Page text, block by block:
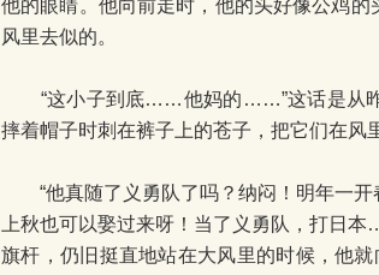
他的眼睛。他向前走时，他的头好像公鸡
风里去似的。
“这小子到底……他妈的……”这话是从昨
摔着帽子时刺在裤子上的苍子，把它们在风
“他真随了义勇队了吗？纳闷！明年一开
上秋也可以娶过来呀！当了义勇队，打日
旗杆，仍旧挺直地站在大风里的时候，他